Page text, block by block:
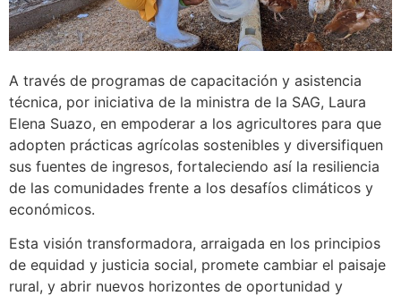
A través de programas de capacitación y asistencia
técnica, por iniciativa de la ministra de la SAG, Laura
Elena Suazo, en empoderar a los agricultores para que
adopten prácticas agrícolas sostenibles y diversifiquen
sus fuentes de ingresos, fortaleciendo así la resiliencia
de las comunidades frente a los desafíos climáticos y
económicos.
Esta visión transformadora, arraigada en los principios
de equidad y justicia social, promete cambiar el paisaje
rural, y abrir nuevos horizontes de oportunidad y